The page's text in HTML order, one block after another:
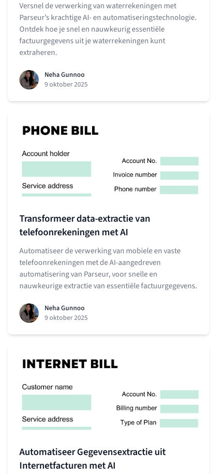
Versnel de verwerking van waterrekeningen met
Parseur’s krachtige AI- en automatiseringstechnologie.
Ontdek hoe je snel en nauwkeurig essentiële
factuurgegevens uit je waterrekeningen kunt
extraheren.
Neha Gunnoo
9 oktober 2025
Transformeer data-extractie van
telefoonrekeningen met AI
Automatiseer de verwerking van mobiele en vaste
telefoonrekeningen met de AI-aangedreven
automatisering van Parseur, voor snelle en
nauwkeurige extractie van essentiële factuurgegevens.
Neha Gunnoo
9 oktober 2025
Automatiseer Gegevens­extractie uit
Internet­facturen met AI